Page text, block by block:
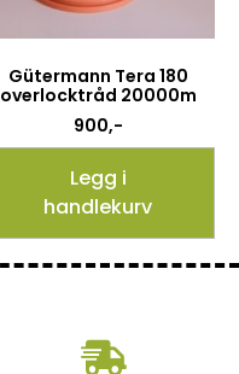
Gütermann Tera 180
overlocktråd 20000m
900,-
Legg i
handlekurv